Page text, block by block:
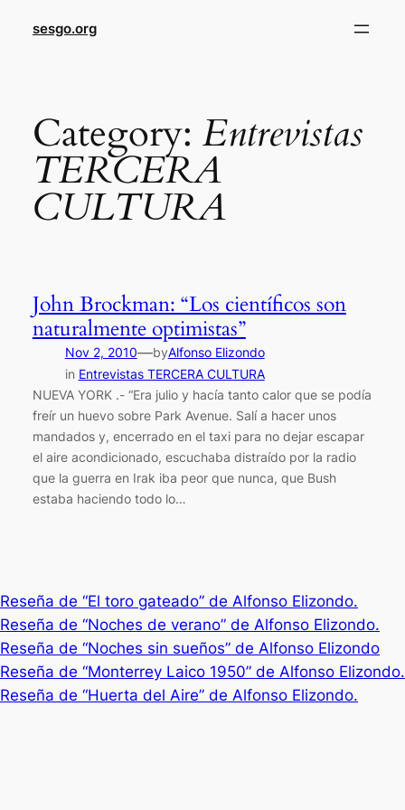
sesgo.org
Category: Entrevistas
TERCERA
CULTURA
John Brockman: “Los científicos son
naturalmente optimistas”
Nov 2, 2010—byAlfonso Elizondo
in Entrevistas TERCERA CULTURA
NUEVA YORK .- “Era julio y hacía tanto calor que se podía
freír un huevo sobre Park Avenue. Salí a hacer unos
mandados y, encerrado en el taxi para no dejar escapar
el aire acondicionado, escuchaba distraído por la radio
que la guerra en Irak iba peor que nunca, que Bush
estaba haciendo todo lo…
Reseña de “El toro gateado” de Alfonso Elizondo.
Reseña de “Noches de verano” de Alfonso Elizondo.
Reseña de “Noches sin sueños” de Alfonso Elizondo
Reseña de “Monterrey Laico 1950” de Alfonso Elizondo.
Reseña de “Huerta del Aire” de Alfonso Elizondo.